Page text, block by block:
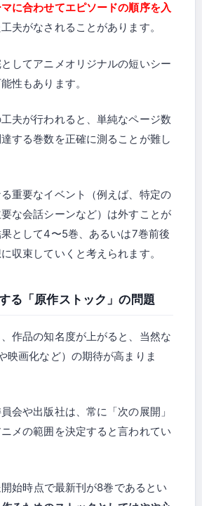
に合わせてエピソードの順序を入
夫がなされることがあります。
してアニメオリジナルの短いシー
性もあります。
夫が行われると、単純なページ数
する巻数を正確に測ることが難し
重要なイベント（例えば、特定の
な会話シーンなど）は外すことが
として4〜5巻、あるいは7巻前後
収束していくと考えられます。
る「原作ストック」の問題
作品の知名度が上がると、当然な
映画化など）の期待が高まりま
会や出版社は、常に「次の展開」
メの範囲を決定すると言われてい
始時点で最新刊が8巻であるとい